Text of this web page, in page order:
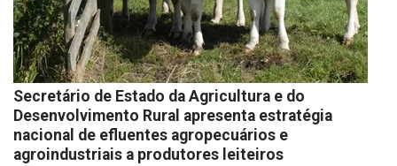
Secretário de Estado da Agricultura e do
Desenvolvimento Rural apresenta estratégia
nacional de efluentes agropecuários e
agroindustriais a produtores leiteiros